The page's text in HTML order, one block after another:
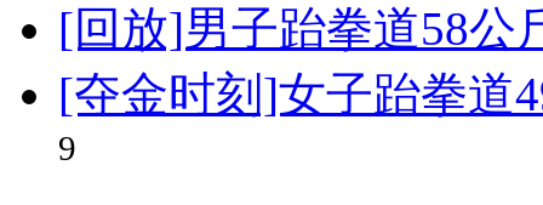
[回放]男子跆拳道58公
[夺金时刻]女子跆拳道
9